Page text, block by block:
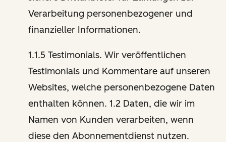
Verarbeitung personenbezogener und
finanzieller Informationen.
1.1.5 Testimonials. Wir veröffentlichen
Testimonials und Kommentare auf unseren
Websites, welche personenbezogene Daten
enthalten können. 1.2 Daten, die wir im
Namen von Kunden verarbeiten, wenn
diese den Abonnementdienst nutzen.